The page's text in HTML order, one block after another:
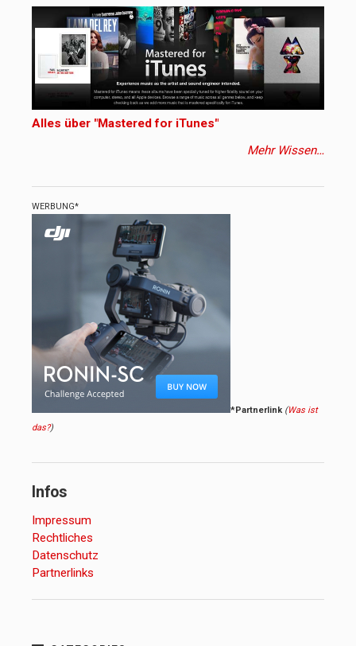
Alles über "Mastered for iTunes"
Mehr Wissen…
WERBUNG*
*Partnerlink (Was ist
das?)
Infos
Impressum
Rechtliches
Datenschutz
Partnerlinks